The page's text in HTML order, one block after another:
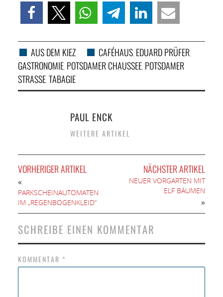
AUS DEM KIEZ CAFÉHAUS, EDUARD PRÜFER,
GASTRONOMIE, POTSDAMER CHAUSSEE, POTSDAMER
STRASSE ,TABAGIE
PAUL ENCK
WEITERE ARTIKEL
VORHERIGER ARTIKEL
«
PARKSCHEINAUTOMATEN
IM „REGENBOGENKLEID“
NÄCHSTER ARTIKEL
NEUER VORGARTEN MIT
ELF BÄUMEN
»
SCHREIBE EINEN KOMMENTAR
KOMMENTAR *